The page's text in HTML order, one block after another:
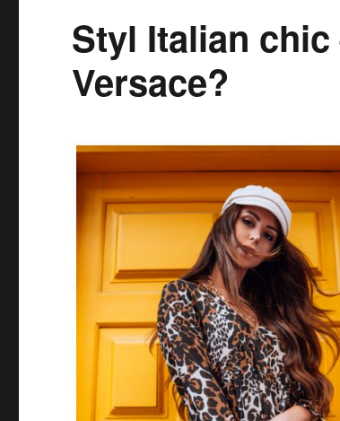
Styl Italian
Versace?